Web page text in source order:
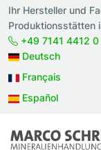
Ihr Hersteller und
Produktionsstätten
+49 7141 4412 0
Deutsch
Français
Español